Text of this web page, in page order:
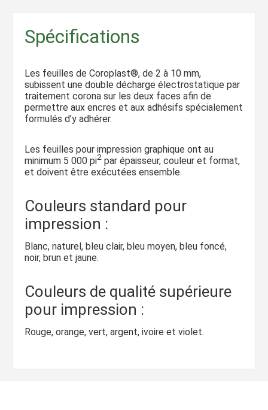
Spécifications
Les feuilles de Coroplast®, de 2 à 10 mm,
subissent une double décharge électrostatique par
traitement corona sur les deux faces afin de
permettre aux encres et aux adhésifs spécialement
formulés d’y adhérer.
Les feuilles pour impression graphique ont au
minimum 5 000 pi2 par épaisseur, couleur et format,
et doivent être exécutées ensemble.
Couleurs standard pour
impression :
Blanc, naturel, bleu clair, bleu moyen, bleu foncé,
noir, brun et jaune.
Couleurs de qualité supérieure
pour impression :
Rouge, orange, vert, argent, ivoire et violet.